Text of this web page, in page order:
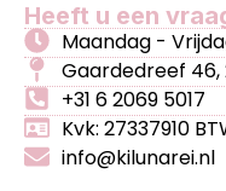
Heeft u een
Maandag -
Gaardedreef 46,
+31 6 2069 5017
Kvk: 27337910
info@kilunarei.nl